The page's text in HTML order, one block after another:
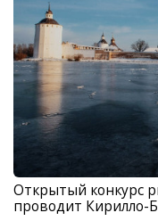
Открытый конкурс
проводит Кирилло-